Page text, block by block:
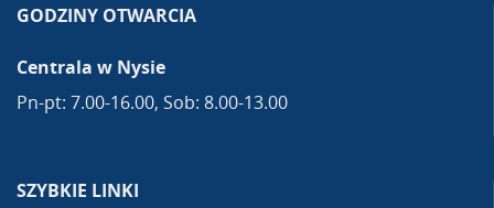
GODZINY OTWARCIA
Centrala w Nysie
Pn-pt: 7.00-16.00, Sob: 8.00-13.00
SZYBKIE LINKI